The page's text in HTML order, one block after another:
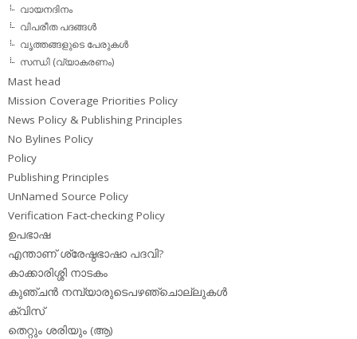
വായനദിനം
വിപരീത പദങ്ങള്‍
വൃത്തങ്ങളുടെ പേരുകള്‍
സന്ധി (വ്യാകരണം)
Mast head
Mission Coverage Priorities Policy
News Policy & Publishing Principles
No Bylines Policy
Policy
Publishing Principles
UnNamed Source Policy
Verification Fact-checking Policy
ഉപഭാഷ
എന്താണ് ശ്രേഷ്ഠഭാഷാ പദവി?
കാക്കാരിശ്ശി നാടകം
കുഞ്ചന്‍ നമ്പ്യാരുടെപഴഞ്ചൊല്ലുകള്‍
ക്വിസ്
തെറ്റും ശരിയും (ആ)